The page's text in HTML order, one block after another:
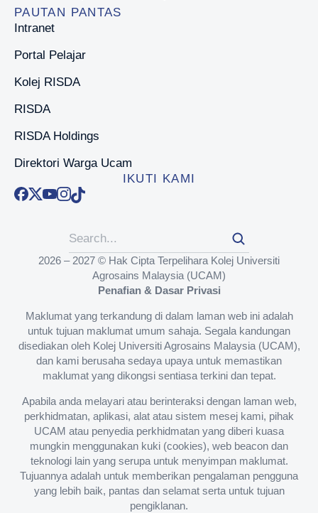
PAUTAN PANTAS
Intranet
Portal Pelajar
Kolej RISDA
RISDA
RISDA Holdings
Direktori Warga Ucam
IKUTI KAMI
2026 – 2027 © Hak Cipta Terpelihara Kolej Universiti
Agrosains Malaysia (UCAM)
Penafian & Dasar Privasi
Maklumat yang terkandung di dalam laman web ini adalah
untuk tujuan maklumat umum sahaja. Segala kandungan
disediakan oleh Kolej Universiti Agrosains Malaysia (UCAM),
dan kami berusaha sedaya upaya untuk memastikan
maklumat yang dikongsi sentiasa terkini dan tepat.
Apabila anda melayari atau berinteraksi dengan laman web,
perkhidmatan, aplikasi, alat atau sistem mesej kami, pihak
UCAM atau penyedia perkhidmatan yang diberi kuasa
mungkin menggunakan kuki (cookies), web beacon dan
teknologi lain yang serupa untuk menyimpan maklumat.
Tujuannya adalah untuk memberikan pengalaman pengguna
yang lebih baik, pantas dan selamat serta untuk tujuan
pengiklanan.